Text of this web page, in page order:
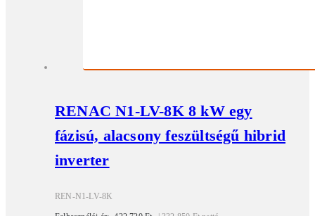
RENAC N1-LV-8K 8 kW egy
fázisú, alacsony feszültségű hibrid
inverter
REN-N1-LV-8K